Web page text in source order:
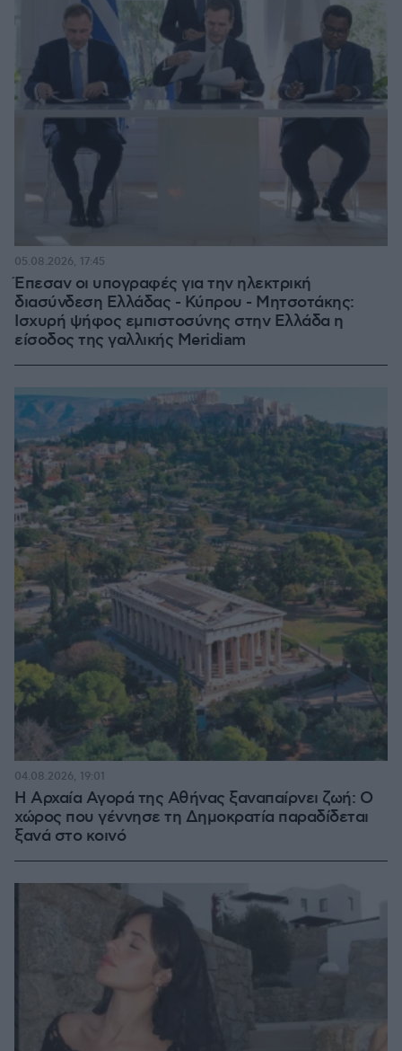
Έπεσαν οι υπογραφές για την ηλεκτρική
διασύνδεση Ελλάδας - Κύπρου - Μητσοτάκης:
Ισχυρή ψήφος εμπιστοσύνης στην Ελλάδα η
είσοδος της γαλλικής Meridiam
05.08.2026, 17:45
Η Αρχαία Αγορά της Αθήνας ξαναπαίρνει ζωή: Ο
χώρος που γέννησε τη Δημοκρατία παραδίδεται
ξανά στο κοινό
04.08.2026, 19:01